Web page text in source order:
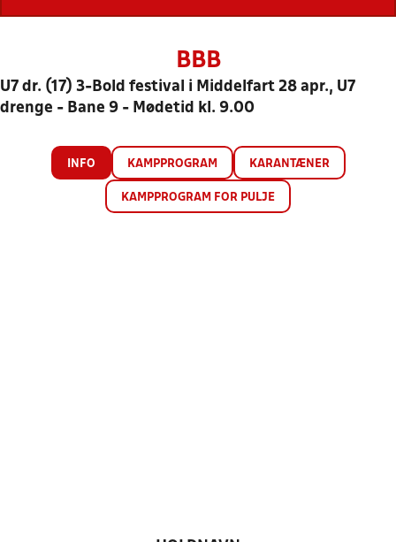
BBB
U7 dr. (17) 3-Bold festival i Middelfart 28 apr., U7
drenge - Bane 9 - Mødetid kl. 9.00
INFO KAMPPROGRAM KARANTÆNER
KAMPPROGRAM FOR PULJE